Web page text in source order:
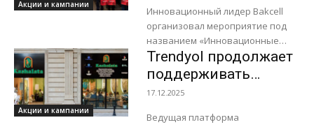
раскрытия творческого
потенциала детей,...
Акции и кампании
инклюзивности»
Инновационный лидер Bakcell
организовал мероприятие под
названием «Инновационные
решения в сфере
инклюзивности» в кафе Kaşalata,
учреждённом Общественным
объединением «Birgə və Sağlam».
Основной целью мероприятия...
Акции и кампании
Trendyol продолжает
поддерживать
развитие первого в
17.12.2025
Ведущая платформа